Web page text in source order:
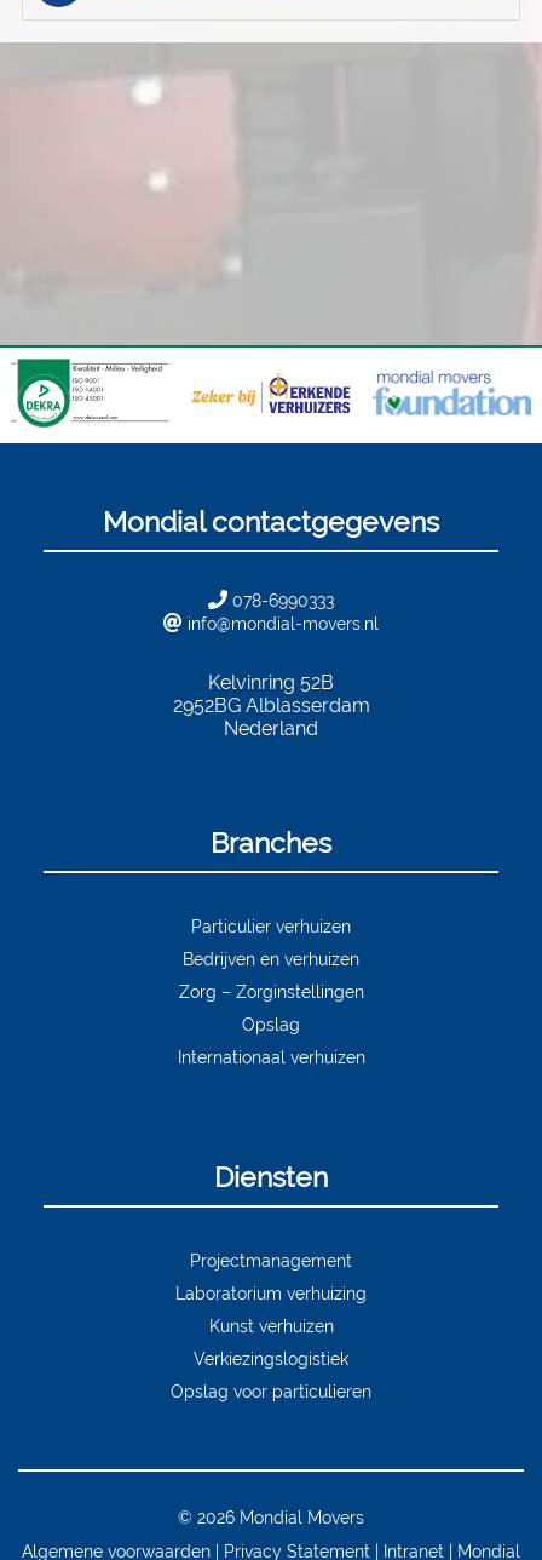
Mondial contactgegevens
078-6990333
info@mondial-movers.nl
Kelvinring 52B
2952BGAlblasserdam
Nederland
Branches
Particulier verhuizen
Bedrijven en verhuizen
Zorg – Zorginstellingen
Opslag
Internationaal verhuizen
Diensten
Projectmanagement
Laboratorium verhuizing
Kunst verhuizen
Verkiezingslogistiek
Opslag voor particulieren
© 2026 Mondial Movers
Algemene voorwaarden Privacy Statement Intranet Mondial